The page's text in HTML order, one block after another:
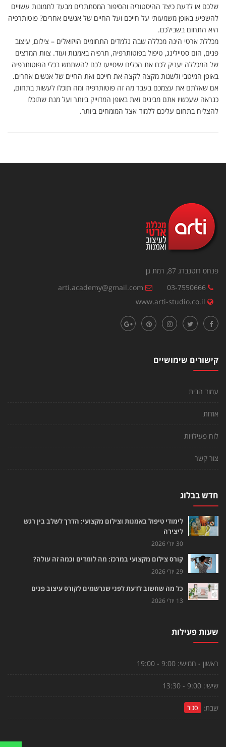
שלכם או לדעת כיצד ההיסטוריה והסיפור המסתתרים מבעד לתמונות עשויים
להשפיע באופן משמעותי על חייכם ועל החיים של אנשים אחרים? פוטותרפיה
היא התחום בשבילכם.
מכללת ארטי הינה מכללה שבה נלמדים התחומים הויזואלים – צילום, עיצוב
פנים, הום סטיילינג, טיפול בפוטותרפיה, תרפיה באמנות ועוד. צוות המרצים
של המכללה יעניק לכם את הכלים שיסייעו לכם להשתמש בכלי הפוטותרפיה
באופן המיטבי ולשנות מקצה לקצה את חייכם ואת החיים של אנשים אחרים.
אם שאלתם את עצמכם בעבר מה זה פוטותרפיה ומה תוכלו לעשות בתחום,
כנראה שעכשיו אתם מבינים זאת באופן המדוייק ביותר ועל מנת שתוכלו
להצליח בתחום עליכם ללמוד אצל המומחים ביותר.
פנחס רוטנברג 87, רמת גן
03-7550666
arti.academy@gmail.com
www.arti-studio.co.il
קישורים שימושיים
עמוד הבית
אודות
לוח פעילויות
צור קשר
חדש בבלוג
לימודי טיפול באמנות וצילום מקצועי: הדרך לשלב בין רגש
ליצירה
30 יולי 2026
קורס צילום מקצועי במרכז: מה לומדים וכמה זה עולה?
29 יולי 2026
כל מה שחשוב לדעת לפני שנרשמים לקורס עיצוב פנים
13 יולי 2026
שעות פעילות
ראשון - חמישי: 9:00 - 19:00
שישי: 9:00 - 13:30
שבת: סגור